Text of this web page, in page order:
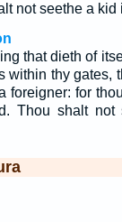
not seethe a
that dieth of
within thy gates,
foreigner: for
Thou shalt